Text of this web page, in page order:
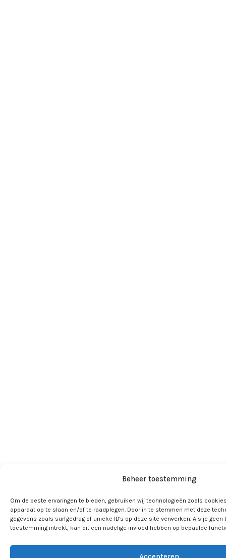
Beheer toestemming
Om de beste ervaringen te bieden, gebruiken wij technologieën zoals
apparaat op te slaan en/of te raadplegen. Door in te stemmen met deze
gegevens zoals surfgedrag of unieke ID's op deze site verwerken. Als je
toestemming intrekt, kan dit een nadelige invloed hebben op bepaalde